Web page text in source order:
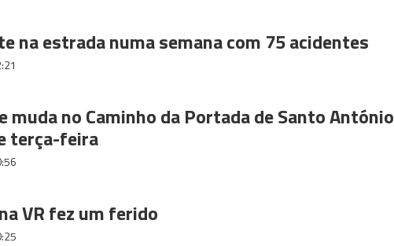
na estrada numa semana com 75 acidentes
muda no Caminho da Portada de Santo António
terça-feira
VR fez um ferido